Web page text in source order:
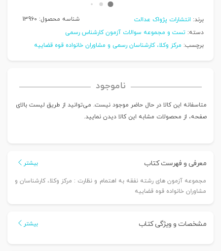
برند: انتشارات پژواک عدالت شناسه محصول: 13960
دسته: تست و مجموعه سوالات آزمون کارشناس رسمی
برچسب: مرکز وکلا، کارشناسان رسمی و مشاوران خانواده قوه قضاییه
ناموجود
متاسفانه این کالا در حال حاضر موجود نیست. می‌توانید از طریق لیست بالای
صفحه، از محصولات مشابه این کالا دیدن نمایید.
معرفی و فهرست کتاب بیشتر
مجموعه آزمون های رشته نفقه به اهتمام و نظارت : مرکز وکلا، کارشناسان و
مشاوران خانواده قوه قضاییه
مشخصات و ویژگی کتاب بیشتر